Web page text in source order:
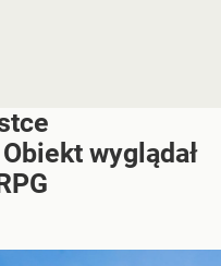
wyglądał